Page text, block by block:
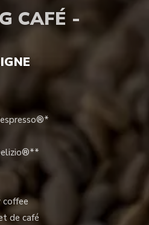
CAFÉ -
coffee
de café